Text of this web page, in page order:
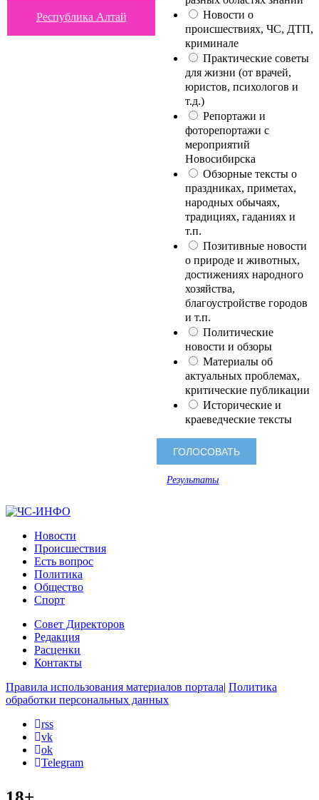
Республика Алтай
Новости о
происшествиях, ЧС, ДТП,
криминале
Практические советы
для жизни (от врачей,
юристов, психологов и
т.д.)
Репортажи и
фоторепортажи с
мероприятий
Новосибирска
Обзорные тексты о
праздниках, приметах,
народных обычаях,
традициях, гаданиях и
т.п.
Позитивные новости
о природе и животных,
достижениях народного
хозяйства,
благоустройстве городов
и т.п.
Политические
новости и обзоры
Материалы об
актуальных проблемах,
критические публикации
Исторические и
краеведческие тексты
Результаты
Новости
Происшествия
Есть вопрос
Политика
Общество
Спорт
Совет Директоров
Редакция
Расценки
Контакты
Правила использования материалов портала| Политика
обработки персональных данных
rss
vk
ok
Telegram